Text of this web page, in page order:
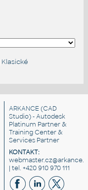
Klasické
ARKANCE (CAD
Studio) - Autodesk
Platinum Partner &
Training Center &
Services Partner
KONTAKT:
| tel. +420 910 970 111